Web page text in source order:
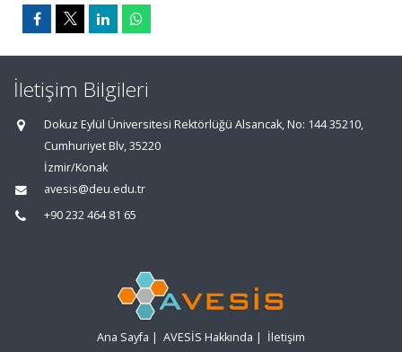
İletişim Bilgileri
Dokuz Eylül Üniversitesi Rektörlüğü Alsancak, No: 144 35210,
Cumhuriyet Blv, 35220
İzmir/Konak
avesis@deu.edu.tr
+90 232 464 81 65
Ana Sayfa | AVESİS Hakkında | İletişim